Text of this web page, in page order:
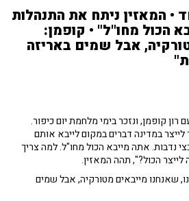
• המאזין ניתח את התנהלות
הכול מחו"ל" • קופמן:
אבל שמים באריזה
קופמן, ונזכר בימי מלחמת יום כיפור.
במדינה דברים במקום לייבא אותם
נדבות. אתה מייבא הכול מחו"ל. למה צריך
הכול?", תהה המאזין.
שאנחנו מייבאים מטורקיה, אבל שמים